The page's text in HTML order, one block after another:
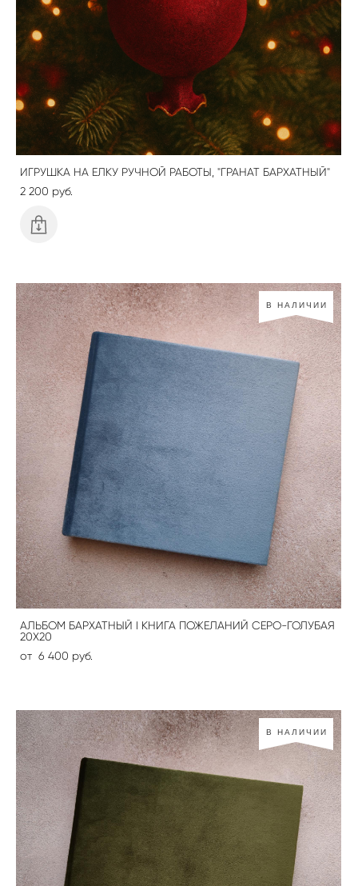
ИГРУШКА НА ЕЛКУ РУЧНОЙ РАБОТЫ, "ГРАНАТ БАРХАТНЫЙ"
2 200 pуб.
В НАЛИЧИИ
АЛЬБОМ БАРХАТНЫЙ I КНИГА ПОЖЕЛАНИЙ СЕРО-ГОЛУБАЯ
20Х20
от 6 400 pуб.
В НАЛИЧИИ